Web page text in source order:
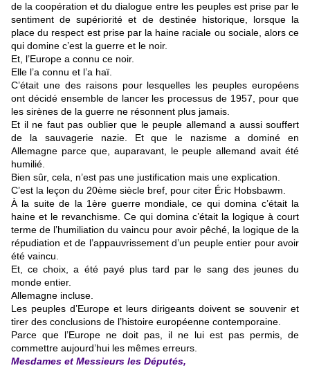
de la coopération et du dialogue entre les peuples est prise par le
sentiment de supériorité et de destinée historique, lorsque la
place du respect est prise par la haine raciale ou sociale, alors ce
qui domine c’est la guerre et le noir.
Et, l’Europe a connu ce noir.
Elle l’a connu et l’a haï.
C’était une des raisons pour lesquelles les peuples européens
ont décidé ensemble de lancer les processus de 1957, pour que
les sirènes de la guerre ne résonnent plus jamais.
Et il ne faut pas oublier que le peuple allemand a aussi souffert
de la sauvagerie nazie. Et que le nazisme a dominé en
Allemagne parce que, auparavant, le peuple allemand avait été
humilié.
Bien sûr, cela, n’est pas une justification mais une explication.
C’est la leçon du 20ème siècle bref, pour citer Éric Hobsbawm.
À la suite de la 1ère guerre mondiale, ce qui domina c’était la
haine et le revanchisme. Ce qui domina c’était la logique à court
terme de l’humiliation du vaincu pour avoir pêché, la logique de la
répudiation et de l’appauvrissement d’un peuple entier pour avoir
été vaincu.
Et, ce choix, a été payé plus tard par le sang des jeunes du
monde entier.
Allemagne incluse.
Les peuples d’Europe et leurs dirigeants doivent se souvenir et
tirer des conclusions de l’histoire européenne contemporaine.
Parce que l’Europe ne doit pas, il ne lui est pas permis, de
commettre aujourd’hui les mêmes erreurs.
Mesdames et Messieurs les Députés,